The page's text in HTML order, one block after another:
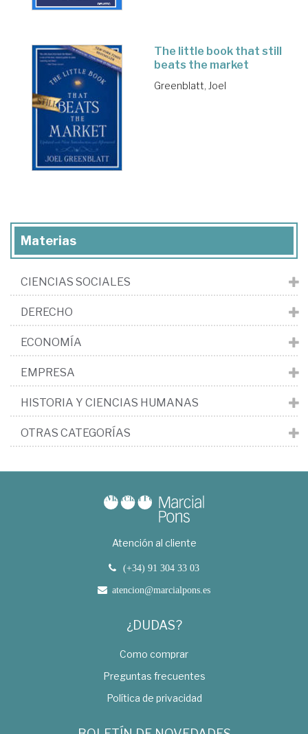
The little book that still
beats the market
Greenblatt, Joel
Materias
CIENCIAS SOCIALES
DERECHO
ECONOMÍA
EMPRESA
HISTORIA Y CIENCIAS HUMANAS
OTRAS CATEGORÍAS
Atención al cliente
(+34) 91 304 33 03
atencion@marcialpons.es
¿DUDAS?
Como comprar
Preguntas frecuentes
Política de privacidad